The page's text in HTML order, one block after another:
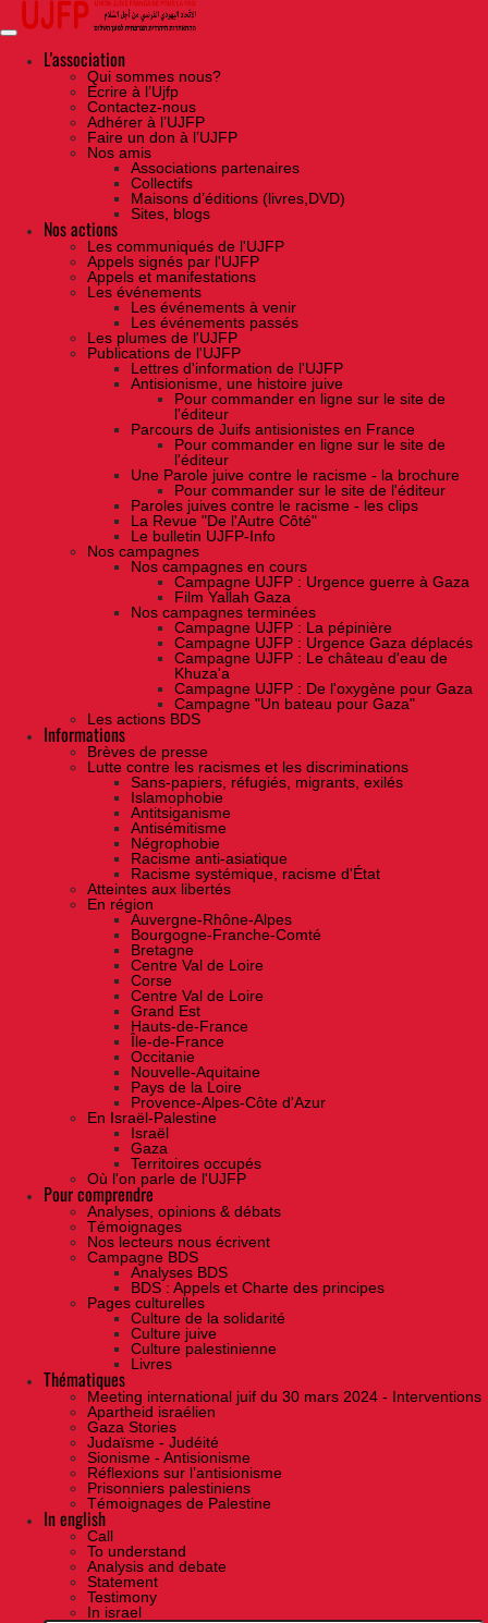
Skip
the
contentL'association
Qui sommes nous?
Ecrire à l’Ujfp
Contactez-nous
Adhérer à l’UJFP
Faire un don à l’UJFP
Nos amis
Associations partenaires
Collectifs
Maisons d’éditions (livres,DVD)
Sites, blogs
Nos actions
Les communiqués de l'UJFP
Appels signés par l'UJFP
Appels et manifestations
Les événements
Les événements à venir
Les événements passés
Les plumes de l'UJFP
Publications de l'UJFP
Lettres d'information de l'UJFP
Antisionisme, une histoire juive
Pour commander en ligne sur le site de
l'éditeur
Parcours de Juifs antisionistes en France
Pour commander en ligne sur le site de
l'éditeur
Une Parole juive contre le racisme - la brochure
Pour commander sur le site de l'éditeur
Paroles juives contre le racisme - les clips
La Revue "De l'Autre Côté"
Le bulletin UJFP-Info
Nos campagnes
Nos campagnes en cours
Campagne UJFP : Urgence guerre à Gaza
Film Yallah Gaza
Nos campagnes terminées
Campagne UJFP : La pépinière
Campagne UJFP : Urgence Gaza déplacés
Campagne UJFP : Le château d'eau de
Khuza'a
Campagne UJFP : De l'oxygène pour Gaza
Campagne "Un bateau pour Gaza"
Les actions BDS
Informations
Brèves de presse
Lutte contre les racismes et les discriminations
Sans-papiers, réfugiés, migrants, exilés
Islamophobie
Antitsiganisme
Antisémitisme
Négrophobie
Racisme anti-asiatique
Racisme systémique, racisme d'État
Atteintes aux libertés
En région
Auvergne-Rhône-Alpes
Bourgogne-Franche-Comté
Bretagne
Centre Val de Loire
Corse
Centre Val de Loire
Grand Est
Hauts-de-France
Île-de-France
Occitanie
Nouvelle-Aquitaine
Pays de la Loire
Provence-Alpes-Côte d'Azur
En Israël-Palestine
Israël
Gaza
Territoires occupés
Où l'on parle de l'UJFP
Pour comprendre
Analyses, opinions & débats
Témoignages
Nos lecteurs nous écrivent
Campagne BDS
Analyses BDS
BDS : Appels et Charte des principes
Pages culturelles
Culture de la solidarité
Culture juive
Culture palestinienne
Livres
Thématiques
Meeting international juif du 30 mars 2024 - Interventions
Apartheid israélien
Gaza Stories
Judaïsme - Judéité
Sionisme - Antisionisme
Réflexions sur l’antisionisme
Prisonniers palestiniens
Témoignages de Palestine
In english
Call
To understand
Analysis and debate
Statement
Testimony
In israel